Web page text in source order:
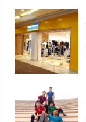
Morena
Rosa
lança
com